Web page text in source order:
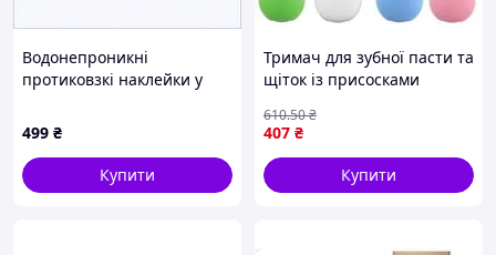
Водонепроникні
протиковзкі наклейки у
8PT745129
499 ₴
Купити
Тримач для зубної пасти та
щіток із присосками
компактний органайзер
для ванної та кухні FLAME
407 ₴
610.50₴
Купити